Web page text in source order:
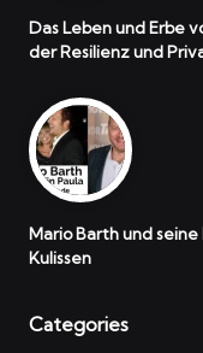
Das Leben und Erbe
der Resilienz und
Mario Barth und
Kulissen
Categories